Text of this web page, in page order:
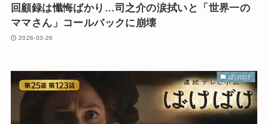
回顧録は懺悔ばかり…司之介の涙拭いと「世界一の
ママさん」コールバックに崩壊
2026-03-26
ばけばけ